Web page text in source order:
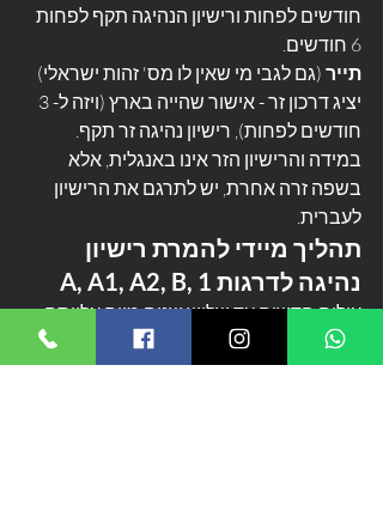
חודשים לפחות ורישיון הנהיגה תקף לפחות
6 חודשים.
תייר (גם לגבי מי שאין לו מס' זהות ישראלי)
חודשים לפחות), רישיון נהיגה זר תקף.
במידה והרישיון הזר אינו באנגלית, אלא
בשפה זרה אחרת, יש לתרגם את הרישיון
לעברית.
תהליך מיידי להמרת רישיון
נהיגה לדרגות A, A1, A2, B, 1
עולים חדשים עד שלוש שנים מיום עלייתם
ארצה, תושבים חוזרים עד שנה מיום שיבתם
ארצה ושוהים חוקיים אחרים המחזיקים